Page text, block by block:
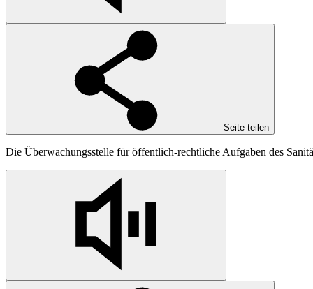
Seite teilen
Die Überwachungsstelle für öffentlich-rechtliche Aufgaben des